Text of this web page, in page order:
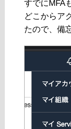
すでにMFA
どこからア
たので、備